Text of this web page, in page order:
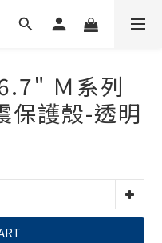
Ｍ系列
保護殼-透明